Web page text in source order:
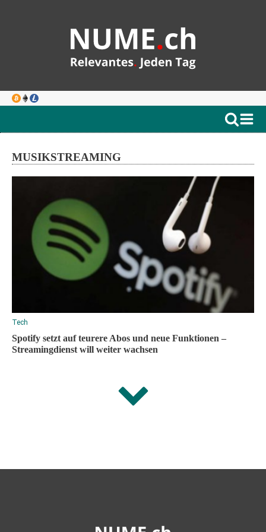
MUSIKSTREAMING
Tech
Spotify setzt auf teurere Abos und neue Funktionen –
Streamingdienst will weiter wachsen